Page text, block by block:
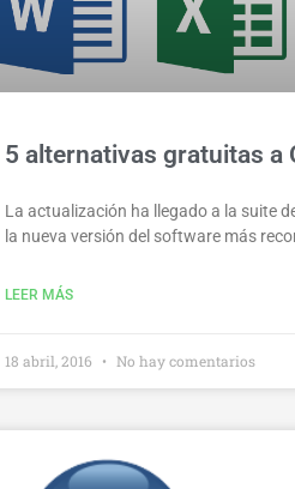
5 alternativas gratuitas a
La actualización ha llegado a la suite
la nueva versión del software más
LEER MÁS
18 abril, 2016 No hay comentarios